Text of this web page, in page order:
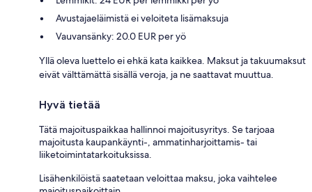
Avustajaeläimistä ei veloiteta lisämaksuja
Vauvansänky: 20.0 EUR per yö
Yllä oleva luettelo ei ehkä kata kaikkea. Maksut ja takuumaksut
eivät välttämättä sisällä veroja, ja ne saattavat muuttua.
Hyvä tietää
Tätä majoituspaikkaa hallinnoi majoitusyritys. Se tarjoaa
majoitusta kaupankäynti-, ammatinharjoittamis- tai
liiketoimintatarkoituksissa.
Lisähenkilöistä saatetaan veloittaa maksu, joka vaihtelee